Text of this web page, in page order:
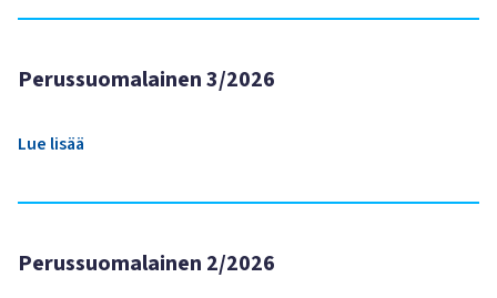
Perussuomalainen 3/2026
Lue lisää
Perussuomalainen 2/2026